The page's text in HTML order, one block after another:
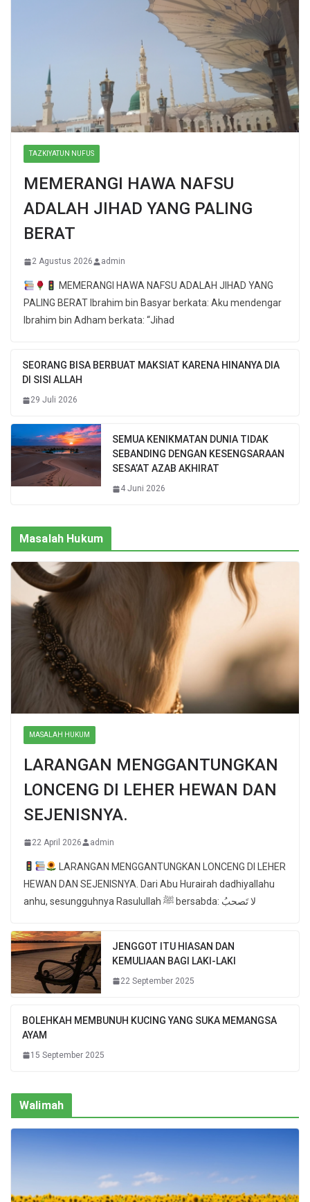
TAZKIYATUN NUFUS
MEMERANGI HAWA NAFSU
ADALAH JIHAD YANG PALING
BERAT
2 Agustus 2026 admin
MEMERANGI HAWA NAFSU ADALAH JIHAD YANG
PALING BERAT Ibrahim bin Basyar berkata: Aku mendengar
Ibrahim bin Adham berkata: “Jihad
SEORANG BISA BERBUAT MAKSIAT KARENA HINANYA DIA
DI SISI ALLAH
29 Juli 2026
SEMUA KENIKMATAN DUNIA TIDAK
SEBANDING DENGAN KESENGSARAAN
SESA’AT AZAB AKHIRAT
4 Juni 2026
Masalah Hukum
MASALAH HUKUM
LARANGAN MENGGANTUNGKAN
LONCENG DI LEHER HEWAN DAN
SEJENISNYA.
22 April 2026 admin
LARANGAN MENGGANTUNGKAN LONCENG DI LEHER
HEWAN DAN SEJENISNYA. Dari Abu Hurairah dadhiyallahu
anhu, sesungguhnya Rasulullah ﷺ bersabda: لا تَصحبُ
JENGGOT ITU HIASAN DAN
KEMULIAAN BAGI LAKI-LAKI
22 September 2025
BOLEHKAH MEMBUNUH KUCING YANG SUKA MEMANGSA
AYAM
15 September 2025
Walimah